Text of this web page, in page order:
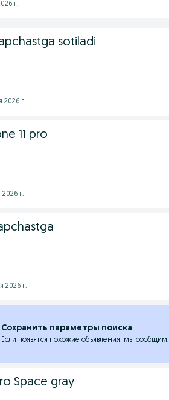
г.
sotiladi
2026 г.
11 pro
г.
2026 г.
Сохранить параметры поиска
Если появятся похожие объявления, мы сообщим.
Space gray